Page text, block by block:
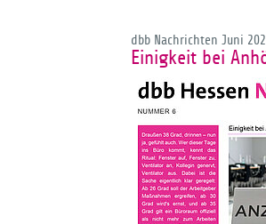
dbb Nachrichten Juni
Einigkeit bei